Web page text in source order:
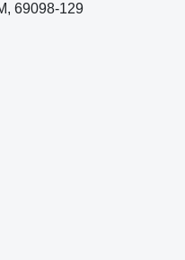
69098-129